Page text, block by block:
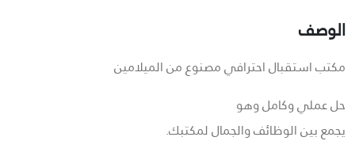
الوصف
مكتب استقبال احترافي مصنوع من الميلامين
حل عملي وكامل وهو
يجمع بين الوظائف والجمال لمكتبك.